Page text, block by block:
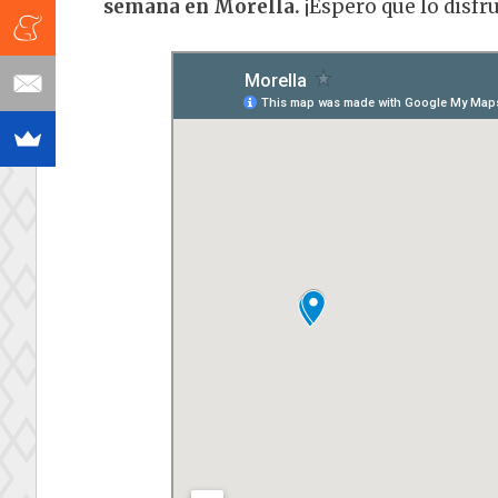
semana en Morella. ¡Espero que lo